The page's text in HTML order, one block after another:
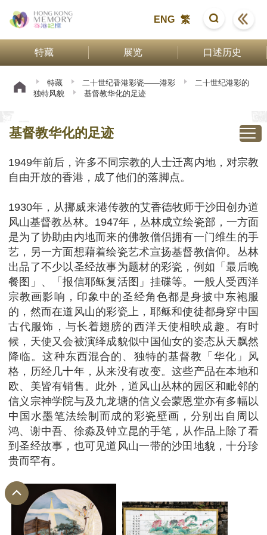
ENG 繁
特藏 展览 口述历史
特藏 二十世纪香港彩瓷——港彩
二十世纪港彩的
独特风貌
基督教华化的足迹
基督教华化的足迹
1949年前后，许多不同宗教的人士迁离内地，对宗教
自由开放的香港，成了他们的落脚点。
1930年，从挪威来港传教的艾香德牧师于沙田创办道
风山基督教丛林。1947年，丛林成立绘瓷部，一方面
是为了协助由内地而来的佛教僧侣拥有一门维生的手
艺，另一方面想藉着绘瓷艺术宣扬基督教信仰。丛林
出品了不少以圣经故事为题材的彩瓷，例如「最后晚
餐图」、「报信耶稣复活图」挂碟等。一般人受西洋
宗教画影响，印象中的圣经角色都是身披中东袍服
的，然而在道风山的彩瓷上，耶稣和使徒都身穿中国
古代服饰，与长着翅膀的西洋天使相映成趣。有时
候，天使又会被演绎成貌似中国仙女的姿态从天飘然
降临。这种东西混合的、独特的基督教「华化」风
格，历经几十年，从来没有改变。这些产品在本地和
欧、美皆有销售。此外，道风山丛林的园区和毗邻的
信义宗神学院与及九龙塘的信义会蒙恩堂亦有多幅以
中国水墨笔法绘制而成的彩瓷壁画，分别出自周以
鸿、谢中吾、徐淼及钟立昆的手笔，从作品上除了看
到圣经故事，也可见道风山一带的沙田地貌，十分珍
贵而罕有。